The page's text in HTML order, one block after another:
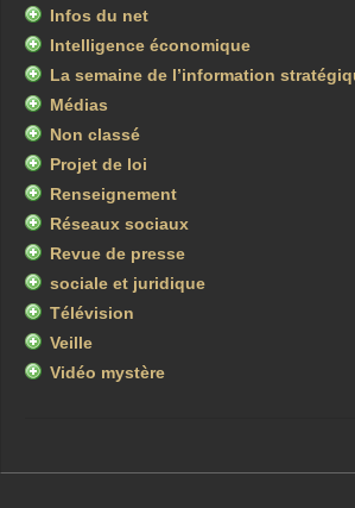
Infos du net
Intelligence économique
La semaine de l’information
Médias
Non classé
Projet de loi
Renseignement
Réseaux sociaux
Revue de presse
sociale et juridique
Télévision
Veille
Vidéo mystère